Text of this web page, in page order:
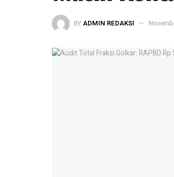
BYADMIN REDAKSI